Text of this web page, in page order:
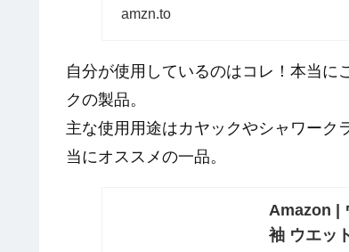
amzn.to
自分が使用しているのはコレ！本当に
クの製品。
主な使用用途はカヤックやシャワーク
当にオススメの一品。
Amazon |
袖 ウエッ